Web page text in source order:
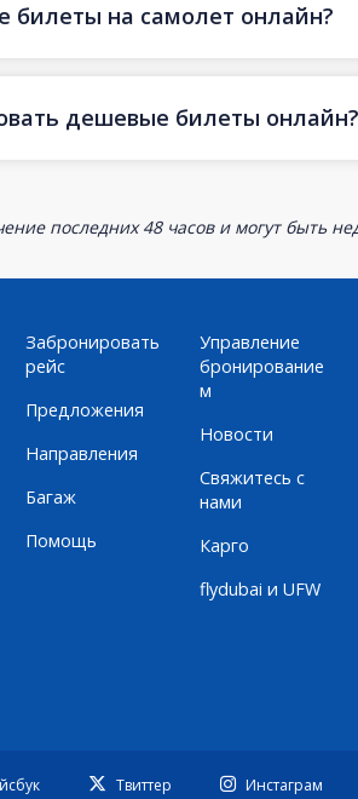
билеты на самолет онлайн?
дешевые билеты онлайн?
последних 48 часов и могут быть
Забронировать
рейс
Предложения
Направления
Багаж
Помощь
Управление
бронирование
м
Новости
Свяжитесь с
нами
Карго
flydubai и UFW
Твиттер Инстаграм